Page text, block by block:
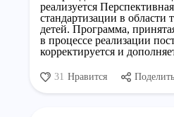
реализуется
стандартизации в области
детей. Программа,
в процессе реализации
корректируется и
31 Нравится